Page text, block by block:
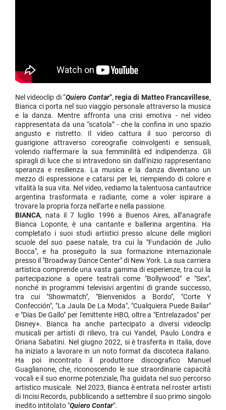
Nel videoclip di “Quiero Contar”, regia di Matteo Francavillese,
Bianca ci porta nel suo viaggio personale attraverso la musica
e la danza. Mentre affronta una crisi emotiva - nel video
rappresentata da una “scatola” - che la confina in uno spazio
angusto e ristretto. Il video cattura il suo percorso di
guarigione attraverso coreografie coinvolgenti e sensuali,
volendo riaffermare la sua femminilità ed indipendenza. Gli
spiragli di luce che si intravedono sin dall’inizio rappresentano
speranza e resilienza. La musica e la danza diventano un
mezzo di espressione e catarsi per lei, riempiendo di colore e
vitalità la sua vita. Nel video, vediamo la talentuosa cantautrice
argentina trasformata e radiante, come a voler ispirare a
trovare la propria forza nell'arte e nella passione.
BIANCA, nata il 7 luglio 1996 a Buenos Aires, all’anagrafe
Bianca Loponte, è una cantante e ballerina argentina. Ha
completato i suoi studi artistici presso alcune delle migliori
scuole del suo paese natale, tra cui la "Fundación de Julio
Bocca", e ha proseguito la sua formazione internazionale
presso il "Broadway Dance Center" di New York. La sua carriera
artistica comprende una vasta gamma di esperienze, tra cui la
partecipazione a opere teatrali come "Bollywood" e "Sex",
nonché in programmi televisivi argentini di grande successo,
tra cui "Showmatch", "Bienvenidos a Bordo", "Corte Y
Confección", "La Jaula De La Moda", "Cualquiera Puede Bailar"
e "Días De Gallo" per l'emittente HBO, oltre a "Entrelazados" per
Disney+. Bianca ha anche partecipato a diversi videoclip
musicali per artisti di rilievo, tra cui Yandel, Paulo Londra e
Oriana Sabatini. Nel giugno 2022, si è trasferita in Italia, dove
ha iniziato a lavorare in un noto format da discoteca italiano.
Ha poi incontrato il produttore discografico Manuel
Guaglianone, che, riconoscendo le sue straordinarie capacità
vocali e il suo enorme potenziale, l'ha guidata nel suo percorso
artistico musicale. Nel 2023, Bianca è entrata nel roster artisti
di Incisi Records, pubblicando a settembre il suo primo singolo
inedito intitolato "Quiero Contar".